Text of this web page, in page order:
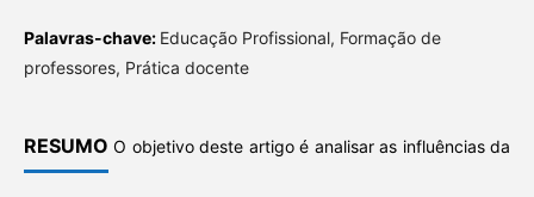
Palavras-chave: Educação Profissional, Formação de
professores, Prática docente
RESUMO O objetivo deste artigo é analisar as influências da